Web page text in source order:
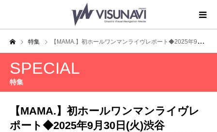
特集 【MAMA.】初ホールワンマンライヴレポート◆2025年9月30日(火)渋谷PLEASURE PLEASURE＜MAMA.単独公演＆命依生誕「私の命はあの暗い森に隠れている」＞
SPECIAL
特集
【MAMA.】初ホールワンマンライヴレ
ポート◆2025年9月30日(火)渋谷